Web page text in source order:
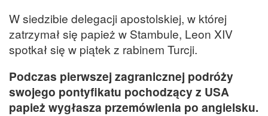
W siedzibie delegacji apostolskiej, w której
zatrzymał się papież w Stambule, Leon XIV
spotkał się w piątek z rabinem Turcji.
Podczas pierwszej zagranicznej podróży
swojego pontyfikatu pochodzący z USA
papież wygłasza przemówienia po angielsku.